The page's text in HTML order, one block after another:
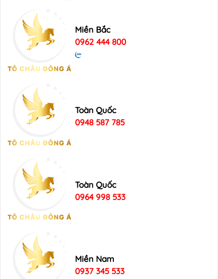
Miền Bắc
0962 444 800
Toàn Quốc
0948 587 785
Toàn Quốc
0964 998 533
Miền Nam
0937 345 533